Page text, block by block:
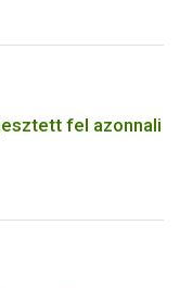
fel azonnali